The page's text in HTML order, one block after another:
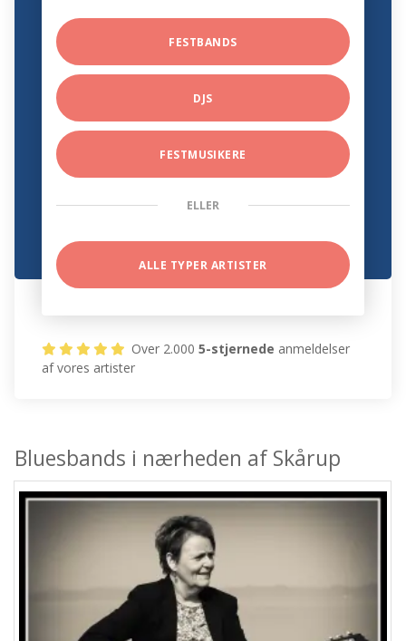
FESTBANDS
DJS
FESTMUSIKERE
ELLER
ALLE TYPER ARTISTER
Over 2.0005-stjernede anmeldelser
af vores artister
Bluesbands i nærheden af Skårup